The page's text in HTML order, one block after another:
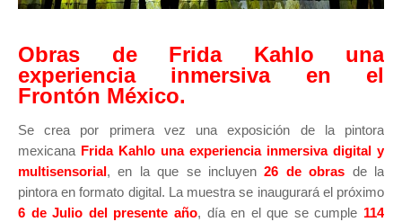
Obras de Frida Kahlo una
experiencia inmersiva en el
Frontón México.
Se crea por primera vez una exposición de la pintora
mexicana Frida Kahlo una experiencia inmersiva digital y
multisensorial , en la que se incluyen26 de obras de la
pintora en formato digital. La muestra se inaugurará el próximo
6 de Julio del presente año, día en el que se cumple 114